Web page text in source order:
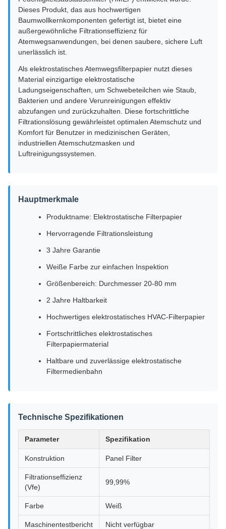
Dieses Produkt, das aus hochwertigen
Baumwollkernkomponenten gefertigt ist, bietet eine
außergewöhnliche Filtrationseffizienz für
Atemwegsanwendungen, bei denen saubere, sichere Luft
unerlässlich ist.
Als elektrostatisches Atemwegsfilterpapier nutzt dieses
Material einzigartige elektrostatische
Ladungseigenschaften, um Schwebeteilchen wie Staub,
Bakterien und andere Verunreinigungen effektiv
abzufangen und zurückzuhalten. Diese fortschrittliche
Filtrationslösung gewährleistet optimalen Atemschutz und
Komfort für Benutzer in medizinischen Geräten,
industriellen Atemschutzmasken und
Luftreinigungssystemen.
Hauptmerkmale
Produktname: Elektrostatische Filterpapier
Hervorragende Filtrationsleistung
3 Jahre Garantie
Weiße Farbe zur einfachen Inspektion
Größenbereich: Durchmesser 20-80 mm
2 Jahre Haltbarkeit
Hochwertiges elektrostatisches HVAC-Filterpapier
Fortschrittliches elektrostatisches
Filterpapiermaterial
Haltbare und zuverlässige elektrostatische
Filtermedienbahn
Technische Spezifikationen
Parameter Spezifikation
Konstruktion Panel Filter
Filtrationseffizienz
(Vfe)
99,99%
Farbe Weiß
Maschinentestbericht Nicht verfügbar